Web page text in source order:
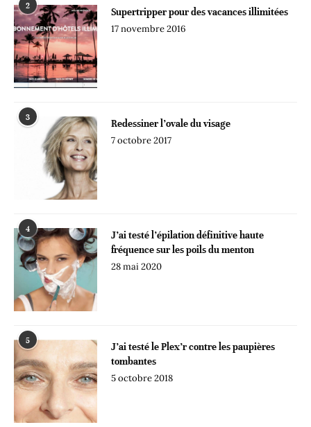
2
Supertripper pour des vacances illimitées
17 novembre 2016
3
Redessiner l’ovale du visage
7 octobre 2017
4
J’ai testé l’épilation définitive haute
fréquence sur les poils du menton
28 mai 2020
5
J’ai testé le Plex’r contre les paupières
tombantes
5 octobre 2018